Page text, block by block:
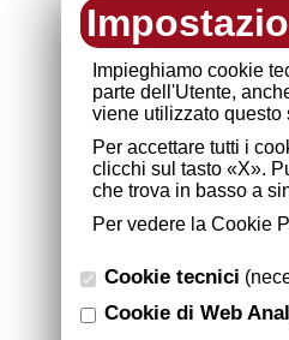
Impieghiamo cookie
parte dell'Utente,
viene utilizzato questo
Per accettare tutti i
clicchi sul tasto «X».
che trova in basso a
Per vedere la Cookie
Cookie tecnici
Cookie di Web